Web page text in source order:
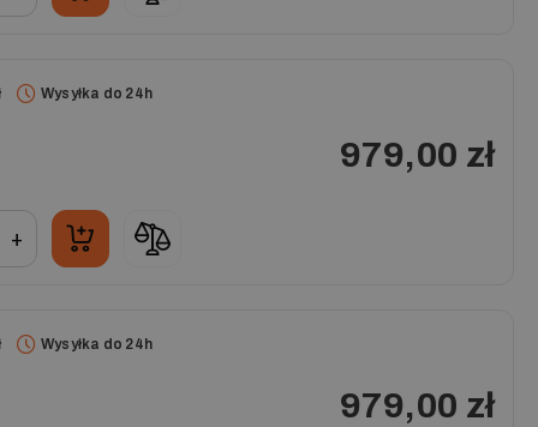
Wysyłka do 24h
979,00 zł
+
Wysyłka do 24h
979,00 zł